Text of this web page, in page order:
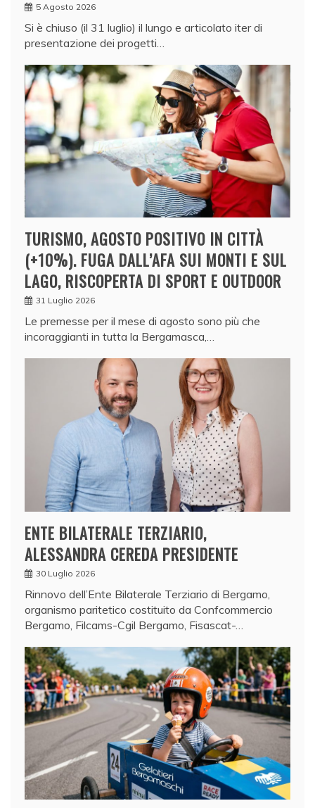
5 Agosto 2026
Si è chiuso (il 31 luglio) il lungo e articolato iter di
presentazione dei progetti…
TURISMO, AGOSTO POSITIVO IN CITTÀ
(+10%). FUGA DALL’AFA SUI MONTI E SUL
LAGO, RISCOPERTA DI SPORT E OUTDOOR
31 Luglio 2026
Le premesse per il mese di agosto sono più che
incoraggianti in tutta la Bergamasca,…
ENTE BILATERALE TERZIARIO,
ALESSANDRA CEREDA PRESIDENTE
30 Luglio 2026
Rinnovo dell’Ente Bilaterale Terziario di Bergamo,
organismo paritetico costituito da Confcommercio
Bergamo, Filcams-Cgil Bergamo, Fisascat-…